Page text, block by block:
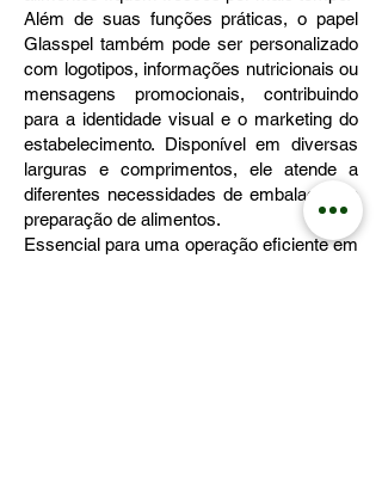
Além de suas funções práticas, o papel
Glasspel também pode ser personalizado
com logotipos, informações nutricionais ou
mensagens promocionais, contribuindo
para a identidade visual e o marketing do
estabelecimento. Disponível em diversas
larguras e comprimentos, ele atende a
diferentes necessidades de embalagem e
preparação de alimentos.
Essencial para uma operação eficiente em